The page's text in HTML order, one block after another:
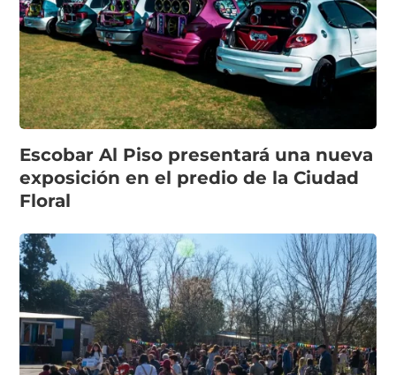
Escobar Al Piso presentará una nueva
exposición en el predio de la Ciudad
Floral